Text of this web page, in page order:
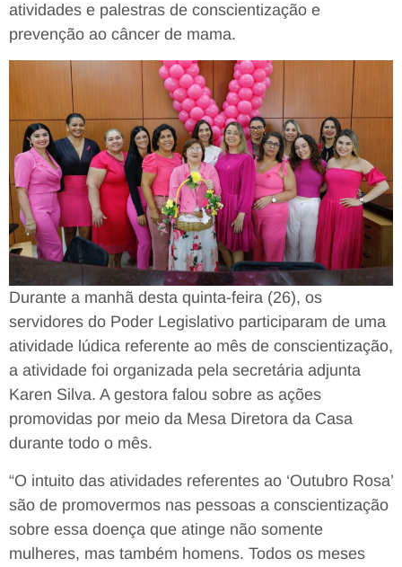
atividades e palestras de conscientização e
prevenção ao câncer de mama.
Durante a manhã desta quinta-feira (26), os
servidores do Poder Legislativo participaram de uma
atividade lúdica referente ao mês de conscientização,
a atividade foi organizada pela secretária adjunta
Karen Silva. A gestora falou sobre as ações
promovidas por meio da Mesa Diretora da Casa
durante todo o mês.
“O intuito das atividades referentes ao ‘Outubro Rosa’
são de promovermos nas pessoas a conscientização
sobre essa doença que atinge não somente
mulheres, mas também homens. Todos os meses